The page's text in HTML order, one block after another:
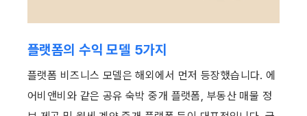
플랫폼의 수익 모델 5가지
플랫폼 비즈니스 모델은 해외에서 먼저 등장했습니다. 에
어비앤비와 같은 공유 숙박 중개 플랫폼, 부동산 매물 정